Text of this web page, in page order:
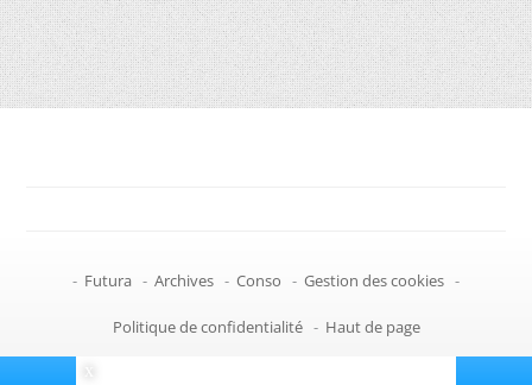
- Futura - Archives - Conso - Gestion des cookies -
Politique de confidentialité - Haut de page